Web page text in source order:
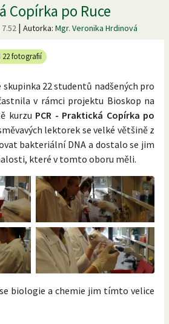
Copírka po Ruce
| Autorka: Mgr. Veronika Hrdinová
22 fotografií
skupinka 22 studentů nadšených pro
v rámci projektu Bioskop na
kurzu PCR - Praktická Copírka po
lektorek se velké většině z
bakteriální DNA a dostalo se jim
které v tomto oboru měli.
biologie a chemie jim tímto velice